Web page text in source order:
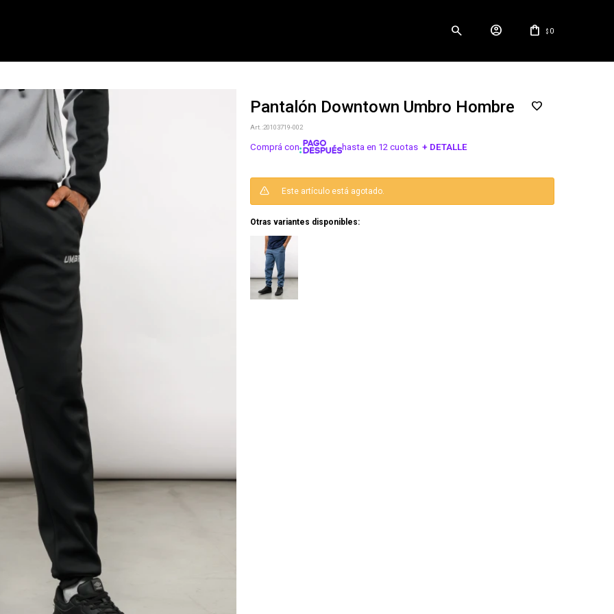
$ 0
Pantalón Downtown Umbro Hombre
20103719-002
Comprá con hasta en 12 cuotas + DETALLE
¡ME INTERESA!
Este artículo está agotado.
Otras variantes disponibles:
NOTIFICARME